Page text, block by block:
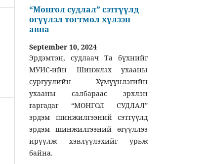
“Монгол судлал” сэтгүүлд
өгүүлэл тогтмол хүлээн
авна
September 10, 2024
Эрдэмтэн, судлаач Та бүхнийг
МУИС-ийн Шинжлэх ухааны
сургуулийн Хүмүүнлэгийн
ухааны салбараас эрхлэн
гаргадаг “МОНГОЛ СУДЛАЛ”
эрдэм шинжилгээний сэтгүүлд
эрдэм шинжилгээний өгүүллээ
ирүүлж хэвлүүлэхийг урьж
байна.